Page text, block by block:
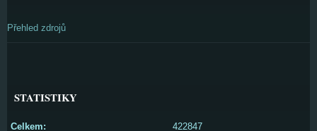
Přehled zdrojů
STATISTIKY
Celkem: 422847